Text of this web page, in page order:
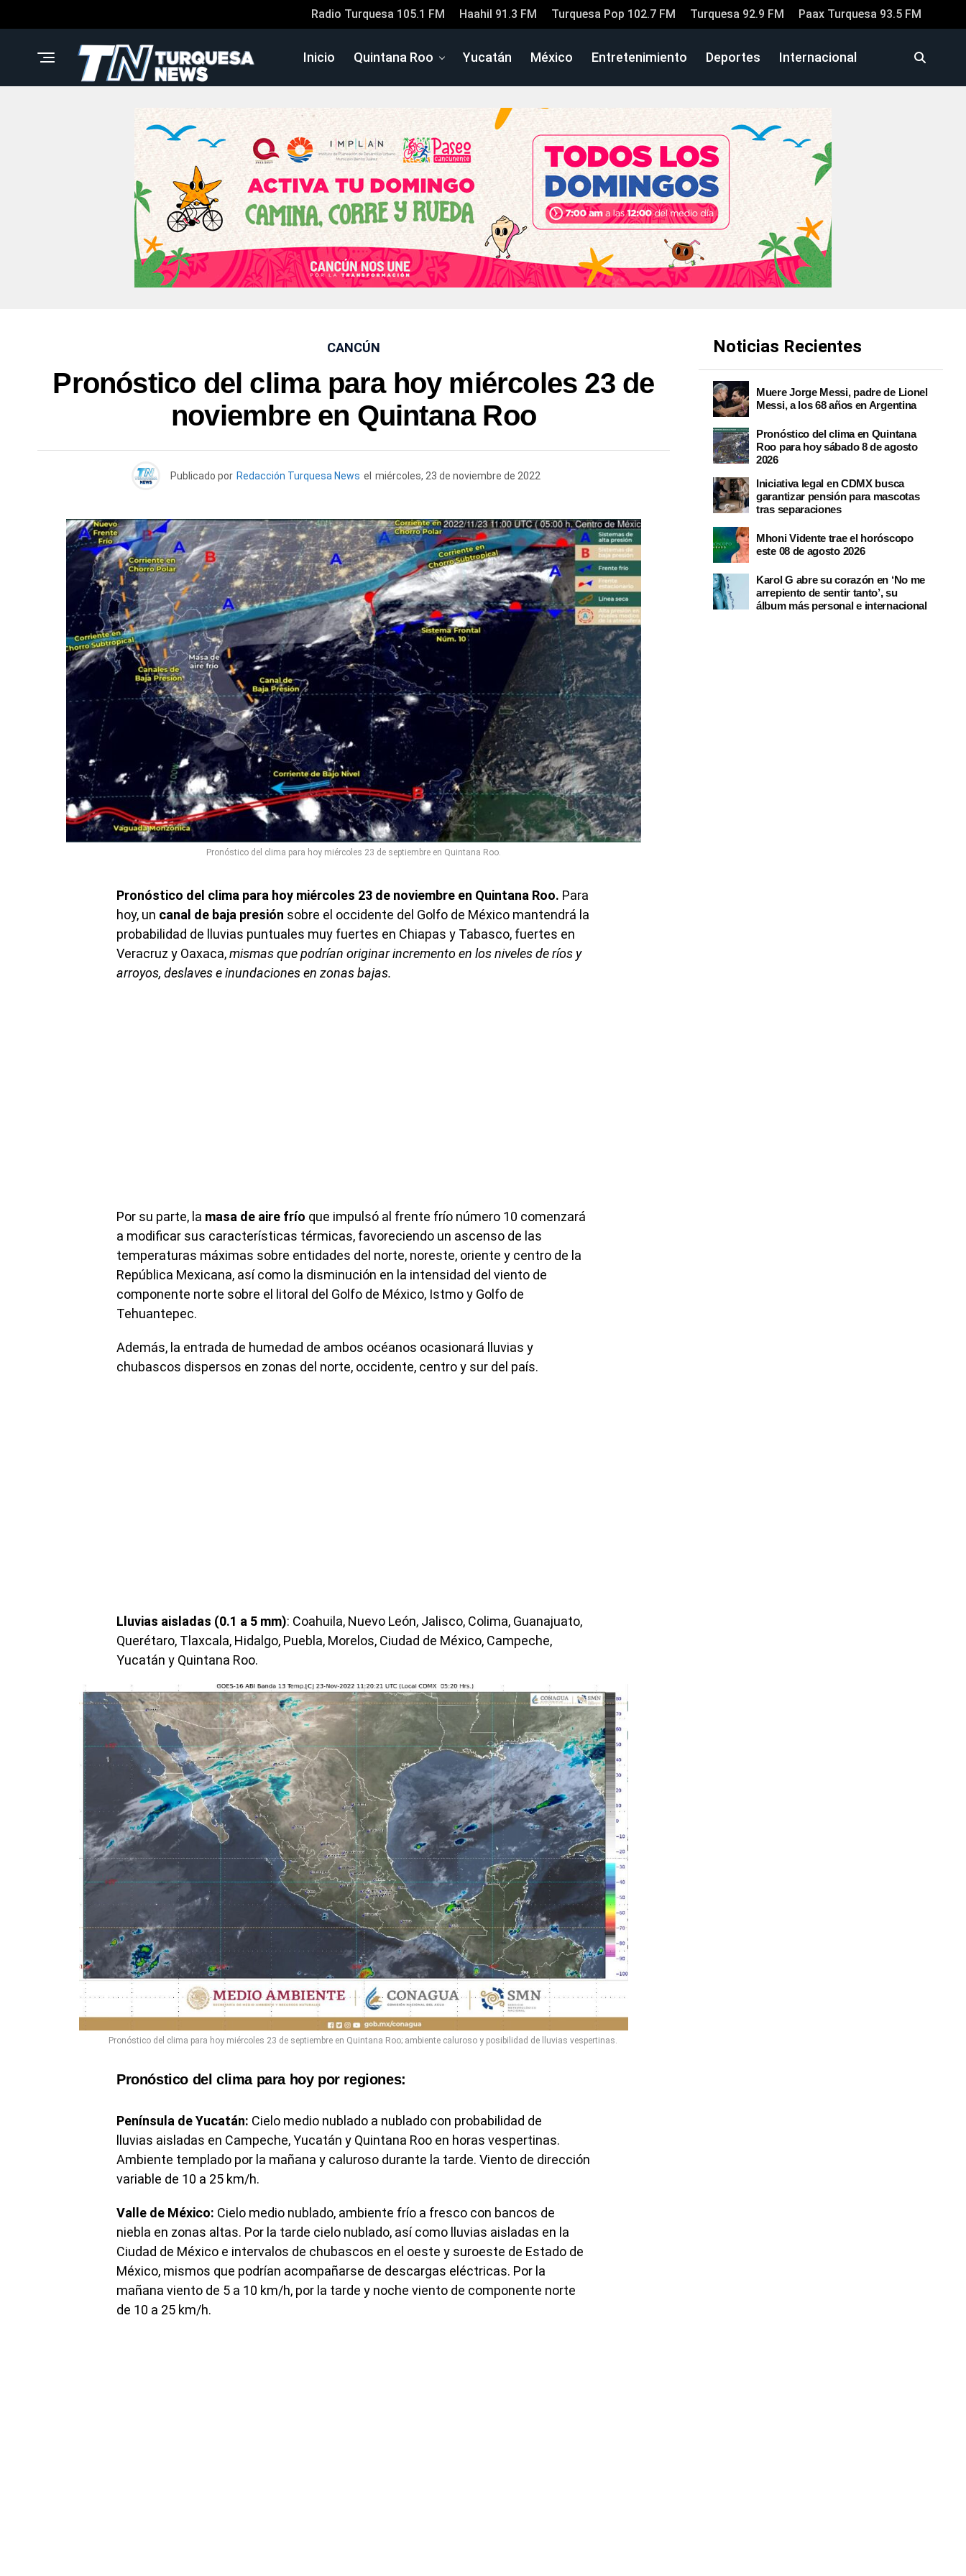
Radio Turquesa 105.1 FM Haahil 91.3 FM Turquesa Pop 102.7 FM Turquesa 92.9 FM Paax Turquesa 93.5 FM
Inicio Quintana Roo Yucatán México Entretenimiento Deportes Internacional
CANCÚN
Pronóstico del clima para hoy miércoles 23 de
noviembre en Quintana Roo
Publicado por Redacción Turquesa News el miércoles, 23 de noviembre de 2022
Pronóstico del clima para hoy miércoles 23 de septiembre en Quintana Roo.
Pronóstico del clima para hoy miércoles 23 de noviembre en Quintana Roo. Para
hoy, un canal de baja presión sobre el occidente del Golfo de México mantendrá la
probabilidad de lluvias puntuales muy fuertes en Chiapas y Tabasco, fuertes en
Veracruz y Oaxaca,mismas que podrían originar incremento en los niveles de ríos y
arroyos, deslaves e inundaciones en zonas bajas.
Por su parte, la masa de aire frío que impulsó al frente frío número 10 comenzará
a modificar sus características térmicas, favoreciendo un ascenso de las
temperaturas máximas sobre entidades del norte, noreste, oriente y centro de la
República Mexicana, así como la disminución en la intensidad del viento de
componente norte sobre el litoral del Golfo de México, Istmo y Golfo de
Tehuantepec.
Además, la entrada de humedad de ambos océanos ocasionará lluvias y
chubascos dispersos en zonas del norte, occidente, centro y sur del país.
Lluvias aisladas (0.1 a 5 mm): Coahuila, Nuevo León, Jalisco, Colima, Guanajuato,
Querétaro, Tlaxcala, Hidalgo, Puebla, Morelos, Ciudad de México, Campeche,
Yucatán y Quintana Roo.
Pronóstico del clima para hoy miércoles 23 de septiembre en Quintana Roo; ambiente caluroso y posibilidad de lluvias vespertinas.
Pronóstico del clima para hoy por regiones:
Península de Yucatán: Cielo medio nublado a nublado con probabilidad de
lluvias aisladas en Campeche, Yucatán y Quintana Roo en horas vespertinas.
Ambiente templado por la mañana y caluroso durante la tarde. Viento de dirección
variable de 10 a 25 km/h.
Valle de México: Cielo medio nublado, ambiente frío a fresco con bancos de
niebla en zonas altas. Por la tarde cielo nublado, así como lluvias aisladas en la
Ciudad de México e intervalos de chubascos en el oeste y suroeste de Estado de
México, mismos que podrían acompañarse de descargas eléctricas. Por la
mañana viento de 5 a 10 km/h, por la tarde y noche viento de componente norte
de 10 a 25 km/h.
Noticias Recientes
Muere Jorge Messi, padre de Lionel
Messi, a los 68 años en Argentina
Pronóstico del clima en Quintana
Roo para hoy sábado 8 de agosto
2026
Iniciativa legal en CDMX busca
garantizar pensión para mascotas
tras separaciones
Mhoni Vidente trae el horóscopo
este 08 de agosto 2026
Karol G abre su corazón en ‘No me
arrepiento de sentir tanto’, su
álbum más personal e internacional